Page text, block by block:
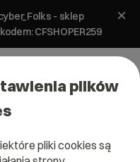
- sklep
CFSHOPER259
plików
pliki cookies są